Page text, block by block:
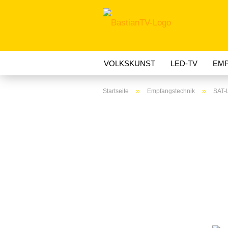
VOLKSKUNST LED-TV
Startseite » Empfangstechnik »